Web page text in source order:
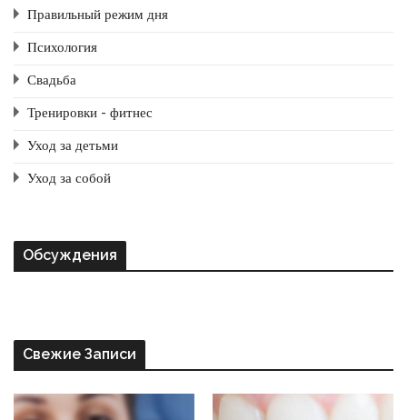
Правильный режим дня
Психология
Свадьба
Тренировки - фитнес
Уход за детьми
Уход за собой
Обсуждения
Свежие Записи